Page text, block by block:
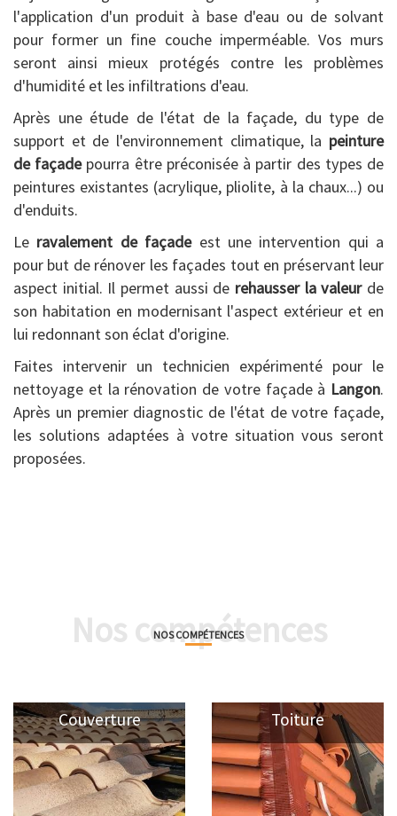
l'application d'un produit à base d'eau ou de solvant
pour former un fine couche imperméable. Vos murs
seront ainsi mieux protégés contre les problèmes
d'humidité et les infiltrations d'eau.
Après une étude de l'état de la façade, du type de
support et de l'environnement climatique, la peinture
de façadepourra être préconisée à partir des types de
peintures existantes (acrylique, pliolite, à la chaux...) ou
d'enduits.
Le ravalement de façadeest une intervention qui a
pour but de rénover les façades tout en préservant leur
aspect initial. Il permet aussi de rehausser la valeurde
son habitation en modernisant l'aspect extérieur et en
lui redonnant son éclat d'origine.
Faites intervenir un technicien expérimenté pour le
nettoyage et la rénovation de votre façade à Langon.
Après un premier diagnostic de l'état de votre façade,
les solutions adaptées à votre situation vous seront
proposées.
Nos compétences
NOS COMPÉTENCES
Couverture Toiture